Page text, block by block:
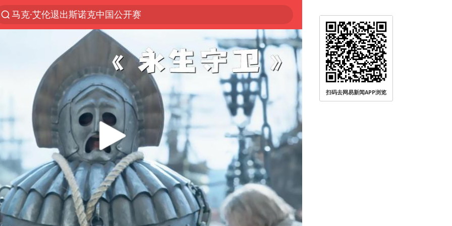
马克·艾伦退出斯诺克中国公开赛
新疆优化调整景区内自驾服务费
上四休三，但降薪1000元，你接受吗？
央视新主播李秋莹孙亚鹏亮相
情侣平潭拍日出坠崖1死1伤
梁家辉：到内地拍戏不是北上是回归
全民健身事业高质量发展
台当局重金为“台独”织“皇帝新衣”
几元成本的AI广告导致千万市值蒸发
老挝国会主席赛宋蓬逝世
白海豚将正面袭击贯穿浙江
扫码去网易新闻APP浏览